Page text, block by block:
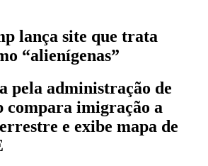
lança site que trata
“alienígenas”
pela administração de
compara imigração a
e exibe mapa de